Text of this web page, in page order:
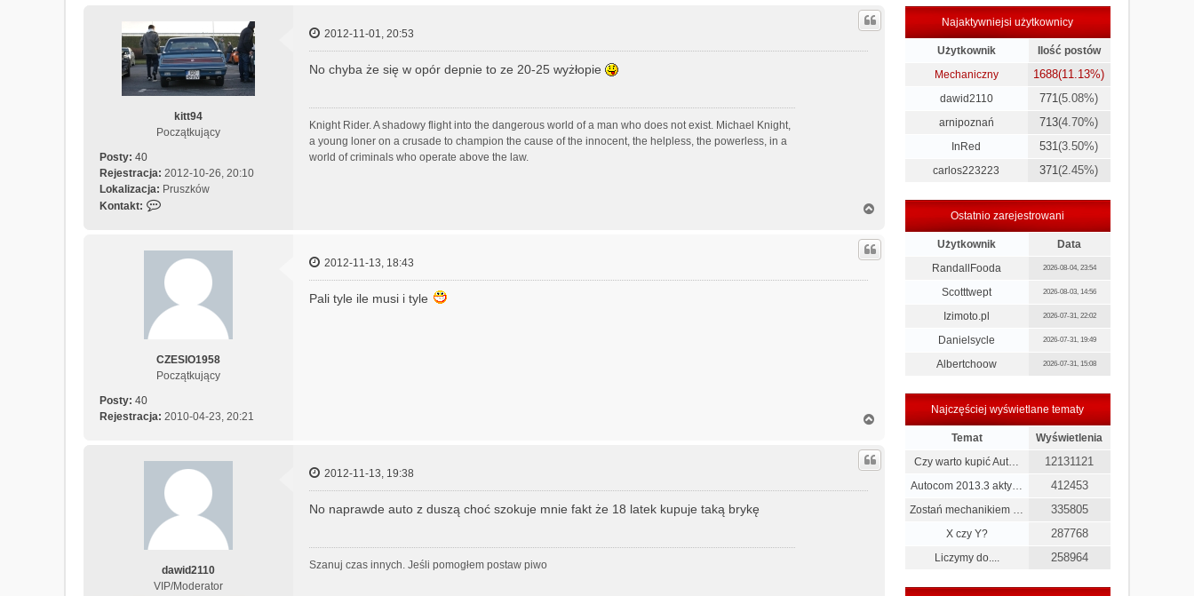
kitt94
Początkujący
Posty: 40
Rejestracja: 2012-10-26, 20:10
Lokalizacja: Pruszków
Kontakt:
n
a
k
t
s
i
z
t
9
4
2012-11-01, 20:53
No chyba że się w opór depnie to ze 20-25 wyżłopie
Knight Rider. A shadowy flight into the dangerous world of a man who does not exist. Michael Knight,
a young loner on a crusade to champion the cause of the innocent, the helpless, the powerless, in a
world of criminals who operate above the law.
g
r
CZESIO1958
Początkujący
Posty: 40
Rejestracja: 2010-04-23, 20:21
2012-11-13, 18:43
Pali tyle ile musi i tyle
g
r
dawid2110
VIP/Moderator
2012-11-13, 19:38
No naprawde auto z duszą choć szokuje mnie fakt że 18 latek kupuje taką brykę
Szanuj czas innych. Jeśli pomogłem postaw piwo
Najaktywniejsi użytkownicy
Użytkownik
Ilość postów
Mechaniczny
1688(11.13%)
dawid2110 771(5.08%)
arnipoznań 713(4.70%)
InRed 531(3.50%)
carlos223223 371(2.45%)
Ostatnio zarejestrowani
Użytkownik
Data
RandallFooda
2026-08-04, 23:54
Scotttwept 2026-08-03, 14:56
Izimoto.pl 2026-07-31, 22:02
Danielsycle 2026-07-31, 19:49
Albertchoow 2026-07-31, 15:08
Najczęściej wyświetlane tematy
Temat
Wyświetlenia
Czy warto kupić Aut…
12131121
Autocom 2013.3 akty… 412453
Zostań mechanikiem … 335805
X czy Y? 287768
Liczymy do.... 258964